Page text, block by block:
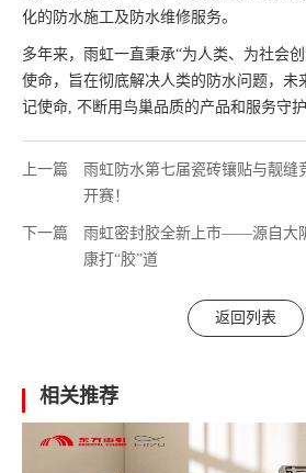
化的防水施工及防水维修服务。
多年来，雨虹一直秉承“为人类、为社会
使命，旨在彻底解决人类的防水问题，未
记使命, 不断用鸟巢品质的产品和服务守护
上一篇
雨虹防水第七届瓷砖镶贴与靓
开赛！
下一篇
雨虹密封胶全新上市——源自大
康打“胶”道
返回列表
相关推荐